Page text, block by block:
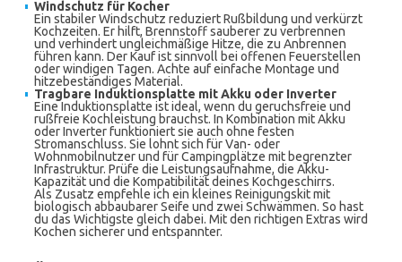
Windschutz für Kocher
Ein stabiler Windschutz reduziert Rußbildung und verkürzt
Kochzeiten. Er hilft, Brennstoff sauberer zu verbrennen
und verhindert ungleichmäßige Hitze, die zu Anbrennen
führen kann. Der Kauf ist sinnvoll bei offenen Feuerstellen
oder windigen Tagen. Achte auf einfache Montage und
hitzebeständiges Material.
Tragbare Induktionsplatte mit Akku oder Inverter
Eine Induktionsplatte ist ideal, wenn du geruchsfreie und
rußfreie Kochleistung brauchst. In Kombination mit Akku
oder Inverter funktioniert sie auch ohne festen
Stromanschluss. Sie lohnt sich für Van- oder
Wohnmobilnutzer und für Campingplätze mit begrenzter
Infrastruktur. Prüfe die Leistungsaufnahme, die Akku-
Kapazität und die Kompatibilität deines Kochgeschirrs.
Als Zusatz empfehle ich ein kleines Reinigungskit mit
biologisch abbaubarer Seife und zwei Schwämmen. So hast
du das Wichtigste gleich dabei. Mit den richtigen Extras wird
Kochen sicherer und entspannter.